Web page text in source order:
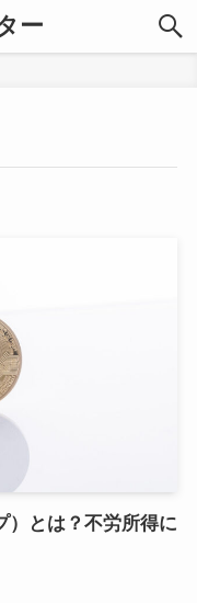
ー
）とは？不労所得に